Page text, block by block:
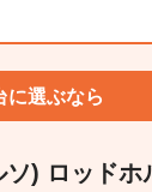
選ぶなら
) ロッドホ